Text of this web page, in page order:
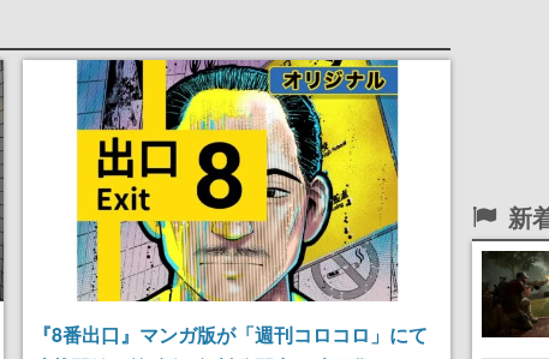
す
『8番出口』マンガ版が「週刊コロコロ」にて
新